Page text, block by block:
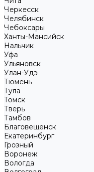
Черкесск
Челябинск
Чебоксары
Ханты-Мансийск
Нальчик
Уфа
Ульяновск
Улан-Удэ
Тюмень
Тула
Томск
Тверь
Тамбов
Благовещенск
Екатеринбург
Грозный
Воронеж
Вологда